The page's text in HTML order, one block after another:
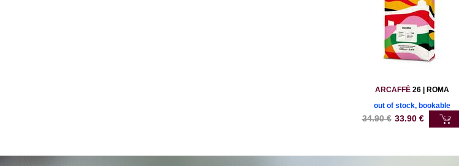
ARCAFFÈ26 | ROMA
out of stock, bookable
34.90€ 33.90€